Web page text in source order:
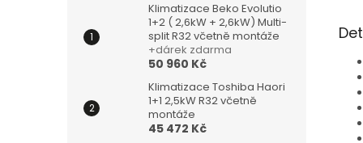
Klimatizace Beko Evolutio
1+2 ( 2,6kW + 2,6kW) Multi-
split R32 včetně montáže
+dárek zdarma
50 960 Kč
Klimatizace Toshiba Haori
1+1 2,5kW R32 včetně
montáže
45 472 Kč